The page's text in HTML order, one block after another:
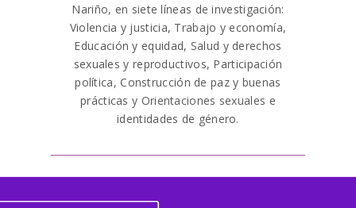
Nariño, en siete líneas de investigación:
Violencia y justicia, Trabajo y economía,
Educación y equidad, Salud y derechos
sexuales y reproductivos, Participación
política, Construcción de paz y buenas
prácticas y Orientaciones sexuales e
identidades de género.